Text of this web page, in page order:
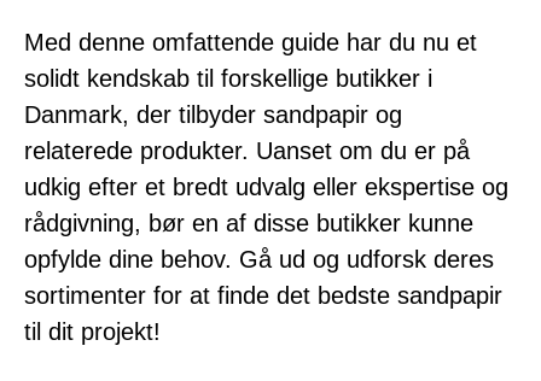
Med denne omfattende guide har du nu et
solidt kendskab til forskellige butikker i
Danmark, der tilbyder sandpapir og
relaterede produkter. Uanset om du er på
udkig efter et bredt udvalg eller ekspertise og
rådgivning, bør en af disse butikker kunne
opfylde dine behov. Gå ud og udforsk deres
sortimenter for at finde det bedste sandpapir
til dit projekt!